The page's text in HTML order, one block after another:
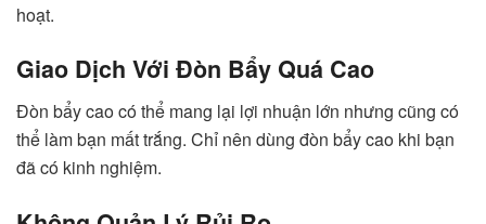
hoạt.
Giao Dịch Với Đòn Bẩy Quá Cao
Đòn bẩy cao có thể mang lại lợi nhuận lớn nhưng cũng có
thể làm bạn mất trắng. Chỉ nên dùng đòn bẩy cao khi bạn
đã có kinh nghiệm.